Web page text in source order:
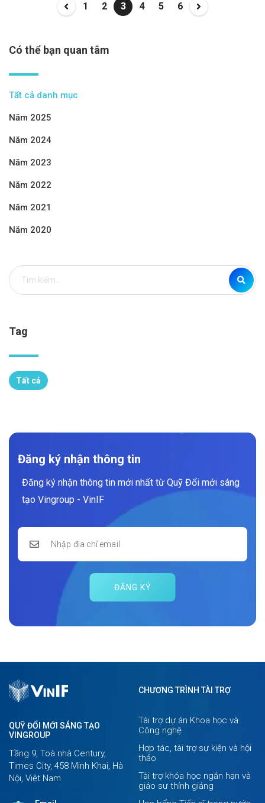
1 2 3 4 5 6
Có thể bạn quan tâm
Tất cả danh mục
Năm 2025
Năm 2024
Năm 2023
Năm 2022
Năm 2021
Năm 2020
Tag
Tất cả
Đăng ký nhận thông tin
Đăng ký nhận thông tin mới nhất từ Quỹ Đổi mới sáng
tạo Vingroup - VinIF
ĐĂNG KÝ
QUỸ ĐỔI MỚI SÁNG TẠO
VINGROUP
Tầng 9, Toà nhà Century,
Times City, 458 Minh Khai, Hà
Nội, Việt Nam
CHƯƠNG TRÌNH TÀI TRỢ
Tài trợ dự án Khoa học và
Công nghệ
Hợp tác, tài trợ sự kiện và hội
thảo
Tài trợ khóa học ngắn hạn và
giáo sư thỉnh giảng